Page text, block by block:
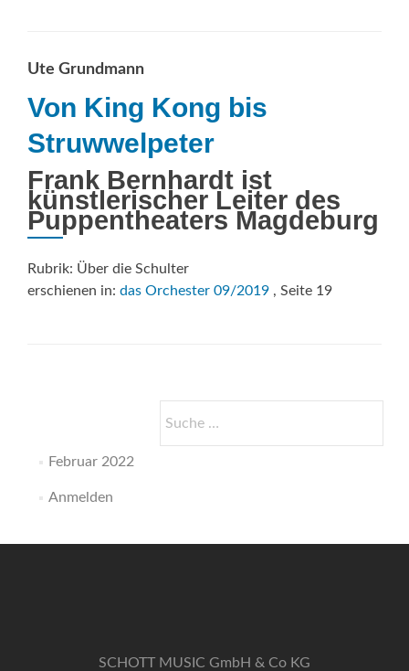
Ute Grundmann
Von King Kong bis
Struwwelpeter
Frank Bernhardt ist
künstlerischer Leiter des
Puppentheaters Magdeburg
Rubrik: Über die Schulter
erschienen in: das Orchester 09/2019 , Seite 19
nach:
Februar 2022
Anmelden
SCHOTT MUSIC GmbH & Co KG